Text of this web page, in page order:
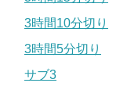
3時間10分切り
3時間5分切り
サブ3